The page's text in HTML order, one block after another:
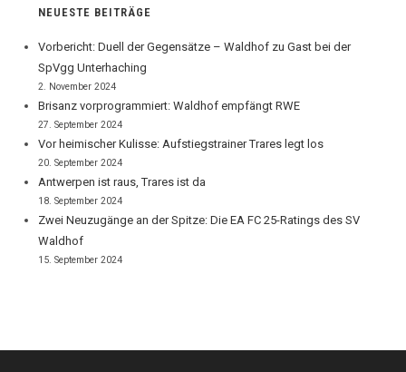
NEUESTE BEITRÄGE
Vorbericht: Duell der Gegensätze – Waldhof zu Gast bei der
SpVgg Unterhaching
2. November 2024
Brisanz vorprogrammiert: Waldhof empfängt RWE
27. September 2024
Vor heimischer Kulisse: Aufstiegstrainer Trares legt los
20. September 2024
Antwerpen ist raus, Trares ist da
18. September 2024
Zwei Neuzugänge an der Spitze: Die EA FC 25-Ratings des SV
Waldhof
15. September 2024